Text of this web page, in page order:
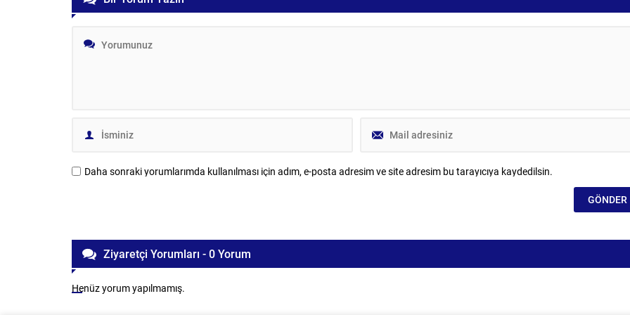
Daha sonraki yorumlarımda kullanılması için adım, e-posta adresim ve site adresim bu tarayıcıya kaydedilsin.
Ziyaretçi Yorumları - 0 Yorum
Henüz yorum yapılmamış.